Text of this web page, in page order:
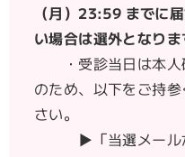
（月）23:59 までに
い場合は選外となりま
・受診当日は本人
のため、以下をご持
さい。
▶「当選メール